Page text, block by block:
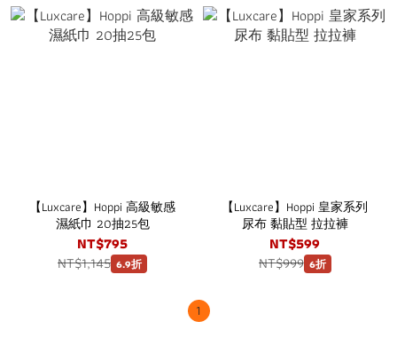
【Luxcare】Hoppi 高級敏感
濕紙巾 20抽25包
NT$795
NT$1,145 6.9折
【Luxcare】Hoppi 皇家系列
尿布 黏貼型 拉拉褲
NT$599
NT$999 6折
1